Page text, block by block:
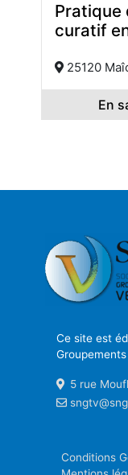
Pratique
curatif
25120
En
Ce site est
5 rue
Conditions